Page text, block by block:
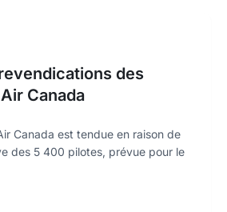
des
Canada
Canada est tendue en raison de
des 5 400 pilotes, prévue pour le